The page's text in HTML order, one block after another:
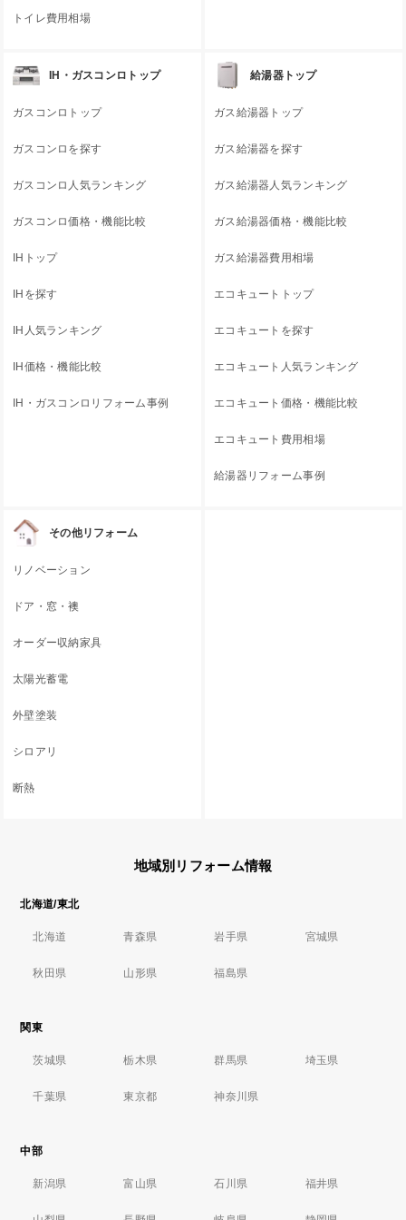
トイレ費用相場
IH・ガスコンロトップ
ガスコンロトップ
ガスコンロを探す
ガスコンロ人気ランキング
ガスコンロ価格・機能比較
IHトップ
IHを探す
IH人気ランキング
IH価格・機能比較
IH・ガスコンロリフォーム事例
給湯器トップ
ガス給湯器トップ
ガス給湯器を探す
ガス給湯器人気ランキング
ガス給湯器価格・機能比較
ガス給湯器費用相場
エコキュートトップ
エコキュートを探す
エコキュート人気ランキング
エコキュート価格・機能比較
エコキュート費用相場
給湯器リフォーム事例
その他リフォーム
リノベーション
ドア・窓・襖
オーダー収納家具
太陽光蓄電
外壁塗装
シロアリ
断熱
地域別リフォーム情報
北海道/東北
北海道 青森県 岩手県 宮城県
秋田県 山形県 福島県
関東
茨城県 栃木県 群馬県 埼玉県
千葉県 東京都 神奈川県
中部
新潟県 富山県 石川県 福井県